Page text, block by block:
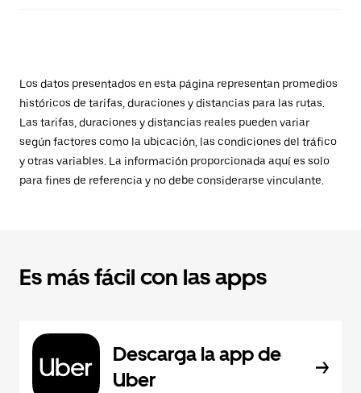
Los datos presentados en esta página representan promedios
históricos de tarifas, duraciones y distancias para las rutas.
Las tarifas, duraciones y distancias reales pueden variar
según factores como la ubicación, las condiciones del tráfico
y otras variables. La información proporcionada aquí es solo
para fines de referencia y no debe considerarse vinculante.
Es más fácil con las apps
Descarga la app de
Uber